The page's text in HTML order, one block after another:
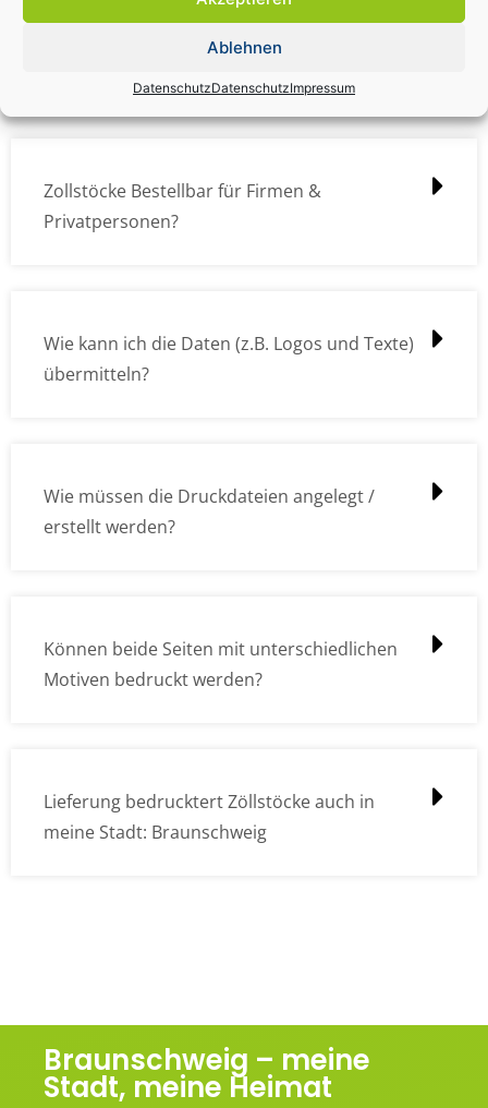
Ablehnen
DatenschutzDatenschutzImpressum
Zollstock Druckdatencheck / Profidatencheck
Zollstöcke Bestellbar für Firmen &
Privatpersonen?
Wie kann ich die Daten (z.B. Logos und Texte)
übermitteln?
Wie müssen die Druckdateien angelegt /
erstellt werden?
Können beide Seiten mit unterschiedlichen
Motiven bedruckt werden?
Lieferung bedrucktert Zöllstöcke auch in
meine Stadt: Braunschweig
Braunschweig – meine
Stadt, meine Heimat